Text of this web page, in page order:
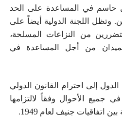
حاسم في المساعدة على الحد
وتظل اللجنة الدولية أيضاً على
من النزاعات المسلحة،
من أجل المساعدة في
الدول إلى احترام القانون الدولي
جميع الأحوال وفقاً لالتزامها
بين اتفاقيات جنيف لعام 1949
.